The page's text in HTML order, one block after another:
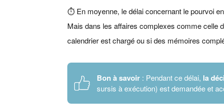
⏱️ En moyenne, le délai concernant le pourvoi
Mais dans les affaires complexes comme celle
calendrier est chargé ou si des mémoires
Bon à savoir : Pendant ce délai, la
sursis à exécution) est demandée et